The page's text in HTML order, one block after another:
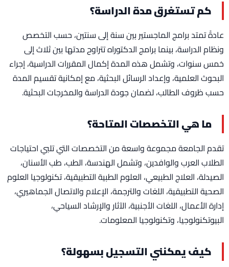
كم تستغرق مدة الدراسة؟
عادةً تمتد برامج الماجستير بين سنة إلى سنتين، حسب التخصص
ونظام الدراسة، بينما برامج الدكتوراه تتراوح مدتها بين ثلاث إلى
خمس سنوات، وتشمل هذه المدة إكمال المقررات الدراسية، إجراء
البحوث العلمية، وإعداد الرسائل البحثية، مع إمكانية تقسيم المدة
حسب ظروف الطالب، لضمان جودة الدراسة والمخرجات البحثية.
ما هي التخصصات المتاحة؟
تقدم الجامعة مجموعة واسعة من التخصصات التي تلبي احتياجات
الطلاب العرب والوافدين، وتشمل الهندسة، الطب، طب الأسنان،
الصيدلة، العلاج الطبيعي، العلوم الطبية التطبيقية، تكنولوجيا العلوم
الصحية التطبيقية، اللغات والترجمة، الإعلام والاتصال الجماهيري،
إدارة الأعمال، اللغات الأجنبية، الآثار والإرشاد السياحي،
البيوتكنولوجيا، وتكنولوجيا المعلومات.
كيف يمكنني التسجيل بسهولة؟